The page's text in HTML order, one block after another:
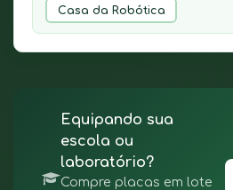
Casa da Robótica
Equipando sua
escola ou
laboratório?
Compre placas em lote